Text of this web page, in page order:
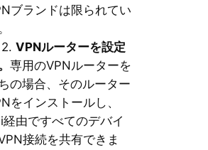
ブランドは限られてい
VPNルーターを設定
専用のVPNルーターを
の場合、そのルーター
をインストールし、
由ですべてのデバイ
接続を共有できま